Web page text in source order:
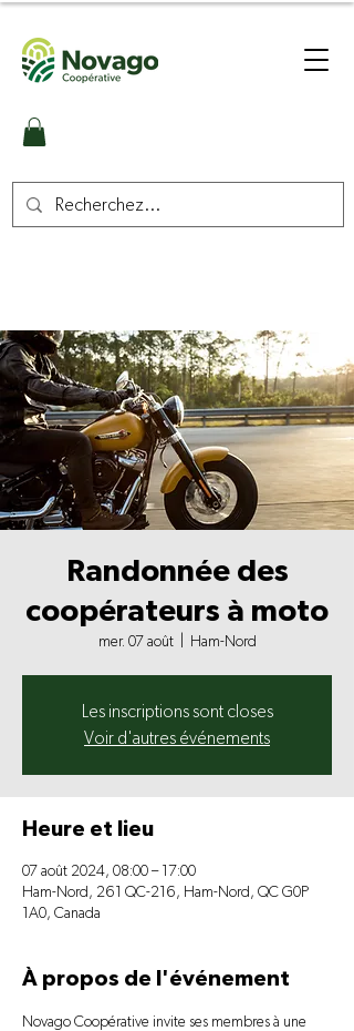
Randonnée des
coopérateurs à moto
mer. 07 août
  |
Ham-Nord
Les inscriptions sont closes
Voir d'autres événements
Heure et lieu
07 août 2024, 08:00 – 17:00
Ham-Nord, 261 QC-216, Ham-Nord, QC G0P
1A0, Canada
À propos de l'événement
Novago Coopérative invite ses membres à une